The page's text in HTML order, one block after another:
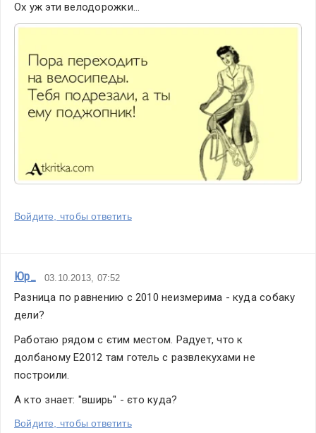
Ох уж эти велодорожки...
Войдите, чтобы ответить
Юр_ 03.10.2013, 07:52
Разница по равнению с 2010 неизмерима - куда собаку
дели?
Работаю рядом с єтим местом. Радует, что к
долбаному Е2012 там готель с развлекухами не
построили.
А кто знает: "вширь" - єто куда?
Войдите, чтобы ответить